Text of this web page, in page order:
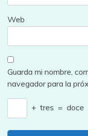
Web
Guarda mi nombre,
navegador para la
+ tres = doce